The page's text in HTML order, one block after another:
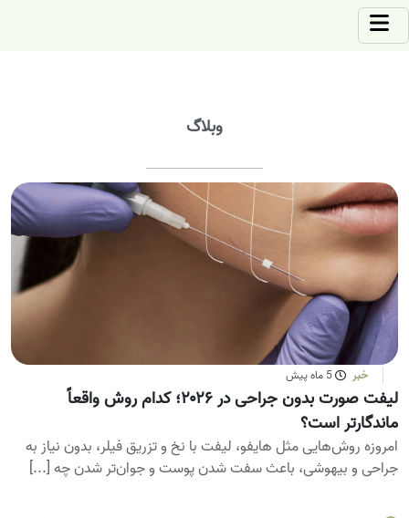
وبلاگ
خبر 5 ماه پیش
لیفت صورت بدون جراحی در ۲۰۲۶؛ کدام روش واقعاً
ماندگارتر است؟
امروزه روش‌هایی مثل هایفو، لیفت با نخ و تزریق فیلر، بدون نیاز به
جراحی و بیهوشی، باعث سفت شدن پوست و جوان‌تر شدن چه [...]